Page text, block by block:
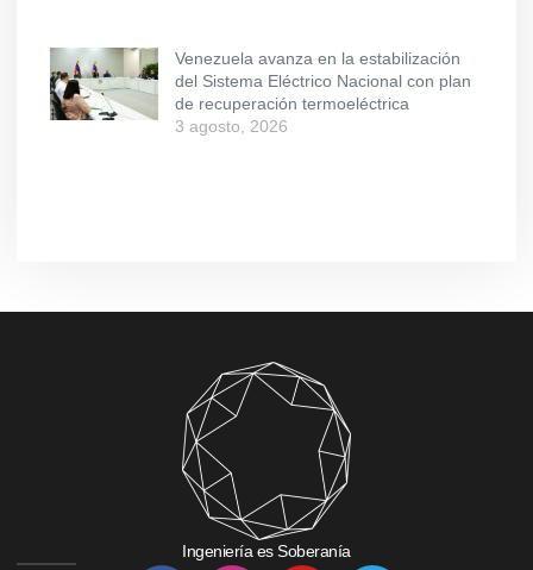
Venezuela avanza en la estabilización
del Sistema Eléctrico Nacional con plan
de recuperación termoeléctrica
3 agosto, 2026
Ingeniería es Soberanía